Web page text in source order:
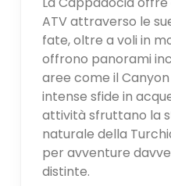
ATV attraverso le
fate, oltre a voli in
offrono panorami
aree come il
intense sfide in
attività sfruttano la
naturale della
per avventure
distinte.